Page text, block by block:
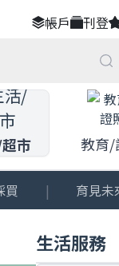
帳戶 刊登
市 教育/
買 | 育見未
生活服務